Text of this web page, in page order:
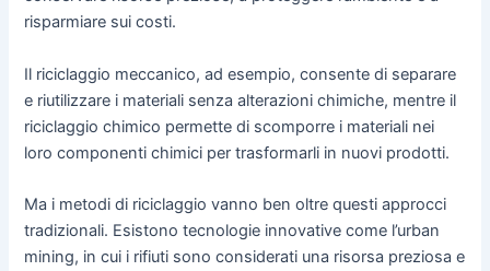
risparmiare sui costi.
Il riciclaggio meccanico, ad esempio, consente di separare
e riutilizzare i materiali senza alterazioni chimiche, mentre il
riciclaggio chimico permette di scomporre i materiali nei
loro componenti chimici per trasformarli in nuovi prodotti.
Ma i metodi di riciclaggio vanno ben oltre questi approcci
tradizionali. Esistono tecnologie innovative come l’urban
mining, in cui i rifiuti sono considerati una risorsa preziosa e